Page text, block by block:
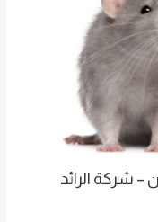
شركة الرائد